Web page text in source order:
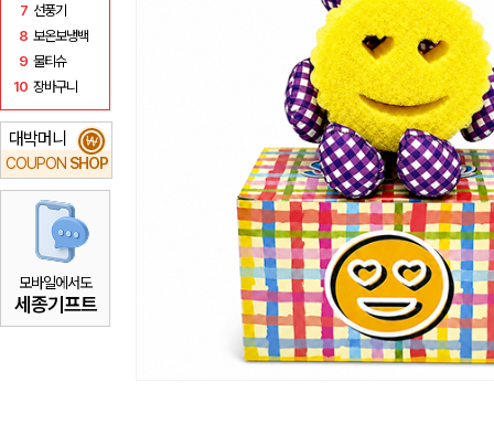
7 선풍기
8 보온보냉백
9 물티슈
10 장바구니
대박머니
COUPON SHOP
₩
모바일에서도
세종기프트